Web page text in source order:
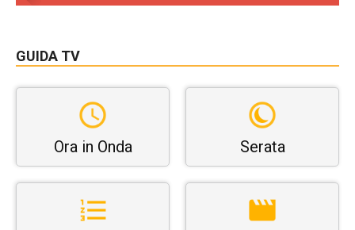
GUIDA TV
Ora in Onda Serata